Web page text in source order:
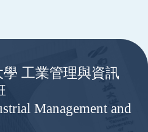
工業管理與資訊
Management and